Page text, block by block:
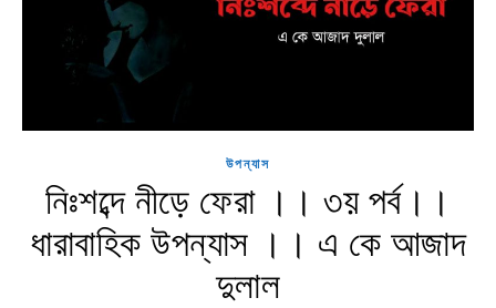
উপন্যাস
নিঃশব্দে নীড়ে ফেরা ।। ৩য় পর্ব।।
ধারাবাহিক উপন্যাস ।। এ কে আজাদ
দুলাল